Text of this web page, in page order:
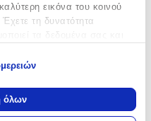
εικόνα του κοινού
τη δυνατότητα
σχετικά με τη γεωγραφική
να είναι ακριβείς σε
όλων